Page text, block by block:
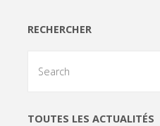
RECHERCHER
TOUTES LES ACTUALITÉS